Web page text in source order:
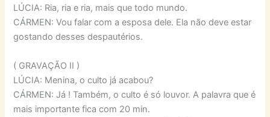
LÚCIA: Ria, ria e ria, mais que todo mundo.
CÁRMEN: Vou falar com a esposa dele. Ela não deve estar
gostando desses despautérios.
( GRAVAÇÃO II )
LÚCIA: Menina, o culto já acabou?
CÁRMEN: Já ! Também, o culto é só louvor. A palavra que é
mais importante fica com 20 min.